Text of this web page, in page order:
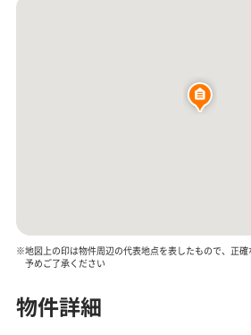
※地図上の印は物件周辺の代表地点を表したもので、正
予めご了承ください
物件詳細